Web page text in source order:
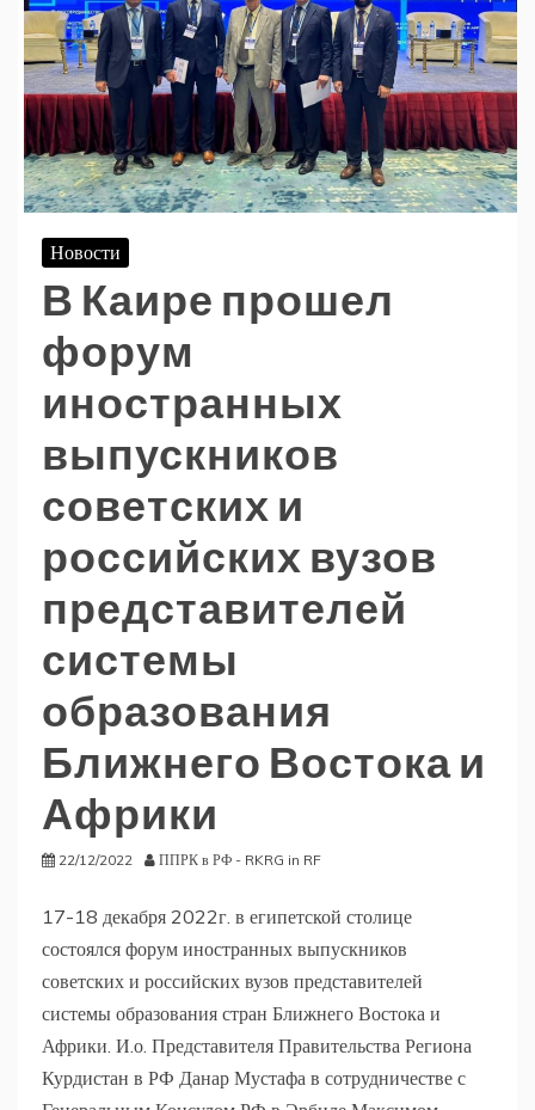
Новости
В Каире прошел
форум
иностранных
выпускников
советских и
российских вузов
представителей
системы
образования
Ближнего Востока и
Африки
22/12/2022 ППРК в РФ - RKRG in RF
17-18 декабря 2022г. в египетской столице
состоялся форум иностранных выпускников
советских и российских вузов представителей
системы образования стран Ближнего Востока и
Африки. И.о. Представителя Правительства Региона
Курдистан в РФ Данар Мустафа в сотрудничестве с